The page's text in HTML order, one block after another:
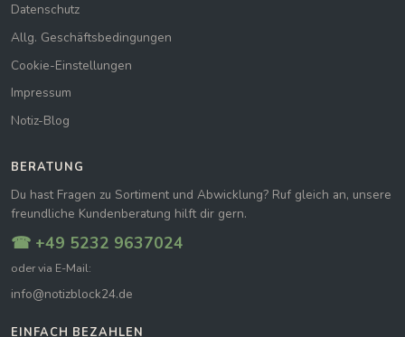
Datenschutz
Allg. Geschäftsbedingungen
Cookie-Einstellungen
Impressum
Notiz-Blog
BERATUNG
Du hast Fragen zu Sortiment und Abwicklung? Ruf gleich an, unsere
freundliche Kundenberatung hilft dir gern.
☎ +49 5232 9637024
oder via E-Mail:
info@notizblock24.de
EINFACH BEZAHLEN